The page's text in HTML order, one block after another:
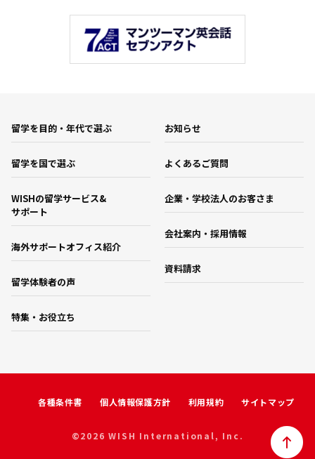
留学を目的・年代で選ぶ
留学を国で選ぶ
WISHの留学サービス&
サポート
海外サポートオフィス紹介
留学体験者の声
特集・お役立ち
お知らせ
よくあるご質問
企業・学校法人のお客さま
会社案内・採用情報
資料請求
各種条件書 個人情報保護方針 利用規約 サイトマップ
©2026 WISH International, Inc.